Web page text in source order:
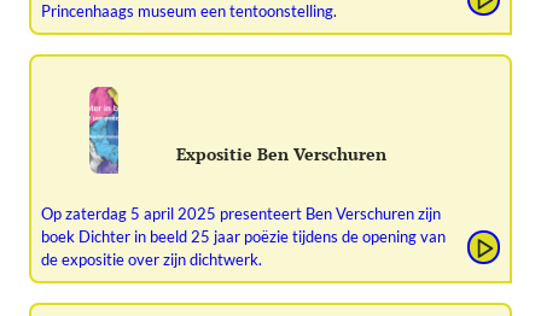
Princenhaags museum een tentoonstelling.
Expositie Ben Verschuren
Op zaterdag 5 april 2025 presenteert Ben Verschuren zijn
boek Dichter in beeld 25 jaar poëzie tijdens de opening van
de expositie over zijn dichtwerk.